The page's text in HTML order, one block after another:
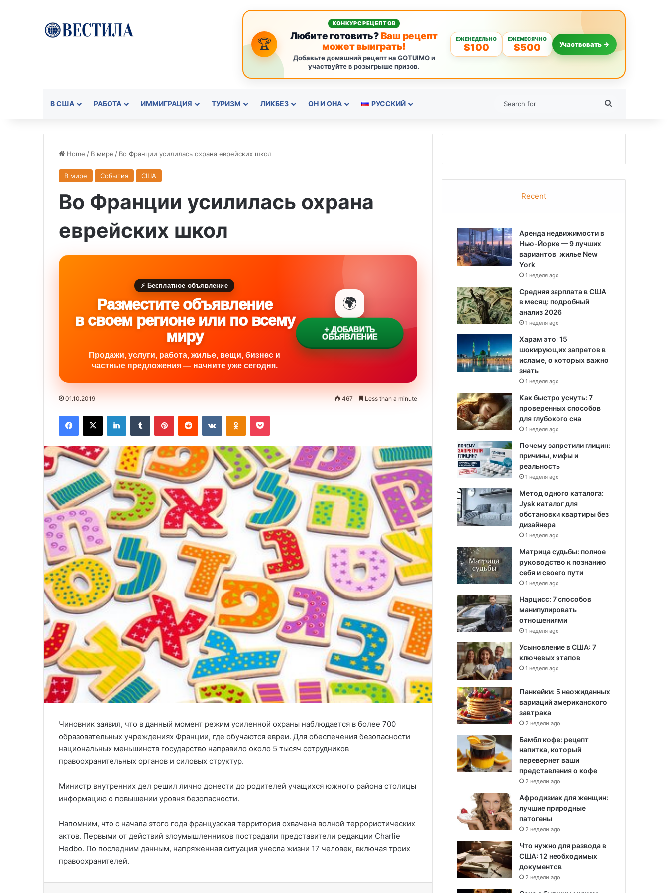
🏆
КОНКУРС РЕЦЕПТОВ
Любите готовить?Ваш рецепт
может выиграть!
Добавьте домашний рецепт на GOTUIMO и
участвуйте в розыгрыше призов.
ЕЖЕНЕДЕЛЬНО
$100
ЕЖЕМЕСЯЧНО
$500 Участвовать →
В США РАБОТА ИММИГРАЦИЯ ТУРИЗМ ЛИКБЕЗ ОН И ОНА РУССКИЙ
Home / В мире / Во Франции усилилась охрана еврейских школ
В мире События США
Во Франции усилилась охрана
еврейских школ
⚡ Бесплатное объявление
Разместите объявление
в своем регионе или по всему
миру
Продажи, услуги, работа, жилье, вещи, бизнес и
частные предложения — начните уже сегодня.
🌍
+ ДОБАВИТЬ
ОБЪЯВЛЕНИЕ
01.10.2019 467 Less than a minute
Чиновник заявил, что в данный момент режим усиленной охраны наблюдается в более 700
образовательных учреждениях Франции, где обучаются евреи. Для обеспечения безопасности
национальных меньшинств государство направило около 5 тысяч сотрудников
правоохранительных органов и силовых структур.
Министр внутренних дел решил лично донести до родителей учащихся южного района столицы
информацию о повышении уровня безопасности.
Напомним, что с начала этого года французская территория охвачена волной террористических
актов. Первыми от действий злоумышленников пострадали представители редакции Charlie
Hedbo. По последним данным, напряженная ситуация унесла жизни 17 человек, включая троих
правоохранителей.
Удивительные факты о Флориде
Recent
Аренда недвижимости в
Нью-Йорке — 9 лучших
вариантов, жилье New
York
1 неделя ago
Средняя зарплата в США
в месяц: подробный
анализ 2026
1 неделя ago
Харам это: 15
шокирующих запретов в
исламе, о которых важно
знать
1 неделя ago
Как быстро уснуть: 7
проверенных способов
для глубокого сна
1 неделя ago
Почему запретили глицин:
причины, мифы и
реальность
1 неделя ago
Метод одного каталога:
Jysk каталог для
обстановки квартиры без
дизайнера
1 неделя ago
Матрица судьбы: полное
руководство к познанию
себя и своего пути
1 неделя ago
Нарцисс: 7 способов
манипулировать
отношениями
1 неделя ago
Усыновление в США: 7
ключевых этапов
1 неделя ago
Панкейки: 5 неожиданных
вариаций американского
завтрака
2 недели ago
Бамбл кофе: рецепт
напитка, который
перевернет ваши
представления о кофе
2 недели ago
Афродизиак для женщин:
лучшие природные
патогены
2 недели ago
Что нужно для развода в
США: 12 необходимых
документов
2 недели ago